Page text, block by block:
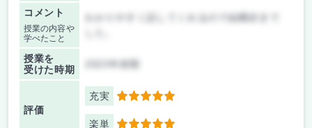
コメント
授業の内容や
学べたこと
わかりやすく話してくれるので結構好きで
授業を
受けた時期
評価
充実 5
楽単